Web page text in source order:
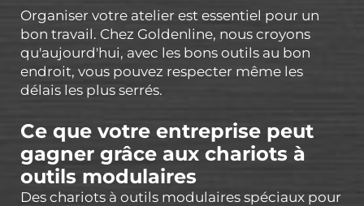
Organiser votre atelier est essentiel pour un
bon travail. Chez Goldenline, nous croyons
qu'aujourd'hui, avec les bons outils au bon
endroit, vous pouvez respecter même les
délais les plus serrés.
Ce que votre entreprise peut
gagner grâce aux chariots à
outils modulaires
Des chariots à outils modulaires spéciaux pour